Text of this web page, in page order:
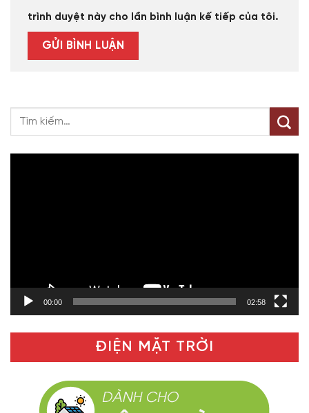
trình duyệt này cho lần bình luận kế tiếp của tôi.
00:00 02:58
ĐIỆN MẶT TRỜI